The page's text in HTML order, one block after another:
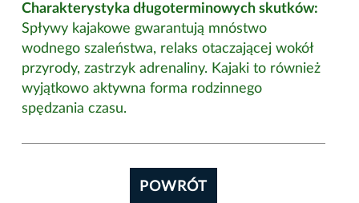
Charakterystyka długoterminowych skutków:
Spływy kajakowe gwarantują mnóstwo
wodnego szaleństwa, relaks otaczającej wokół
przyrody, zastrzyk adrenaliny. Kajaki to również
wyjątkowo aktywna forma rodzinnego
spędzania czasu.
POWRÓT